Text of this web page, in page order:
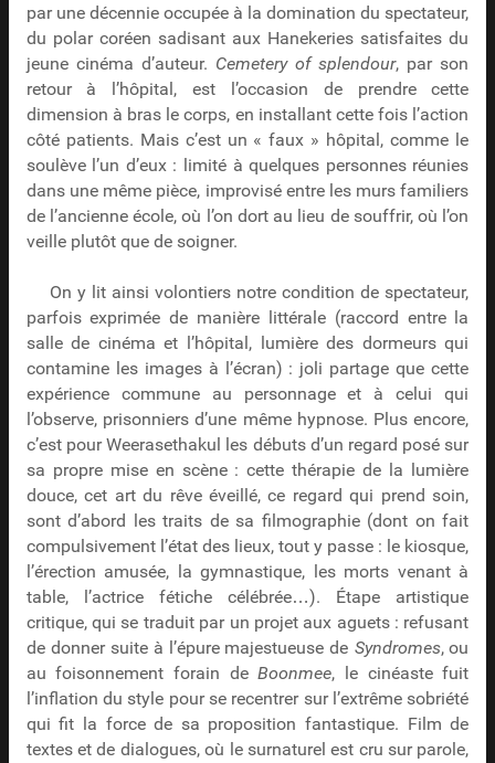
par une décennie occupée à la domination du spectateur,
du polar coréen sadisant aux Hanekeries satisfaites du
jeune cinéma d’auteur. Cemetery of splendour, par son
retour à l’hôpital, est l’occasion de prendre cette
dimension à bras le corps, en installant cette fois l’action
côté patients. Mais c’est un « faux » hôpital, comme le
soulève l’un d’eux : limité à quelques personnes réunies
dans une même pièce, improvisé entre les murs familiers
de l’ancienne école, où l’on dort au lieu de souffrir, où l’on
veille plutôt que de soigner.
On y lit ainsi volontiers notre condition de spectateur,
parfois exprimée de manière littérale (raccord entre la
salle de cinéma et l’hôpital, lumière des dormeurs qui
contamine les images à l’écran) : joli partage que cette
expérience commune au personnage et à celui qui
l’observe, prisonniers d’une même hypnose. Plus encore,
c’est pour Weerasethakul les débuts d’un regard posé sur
sa propre mise en scène : cette thérapie de la lumière
douce, cet art du rêve éveillé, ce regard qui prend soin,
sont d’abord les traits de sa filmographie (dont on fait
compulsivement l’état des lieux, tout y passe : le kiosque,
l’érection amusée, la gymnastique, les morts venant à
table, l’actrice fétiche célébrée…). Étape artistique
critique, qui se traduit par un projet aux aguets : refusant
de donner suite à l’épure majestueuse de Syndromes, ou
au foisonnement forain deBoonmee, le cinéaste fuit
l’inflation du style pour se recentrer sur l’extrême sobriété
qui fit la force de sa proposition fantastique. Film de
textes et de dialogues, où le surnaturel est cru sur parole,